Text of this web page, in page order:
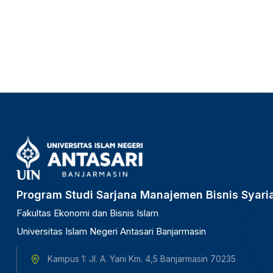
Program Studi Sarjana Manajemen Bisnis
Fakultas Ekonomi dan Bisnis Islam
Universitas Islam Negeri Antasari Banjarmasin
Kampus 1: Jl. A. Yani Km. 4,5 Banjarmasin 70235